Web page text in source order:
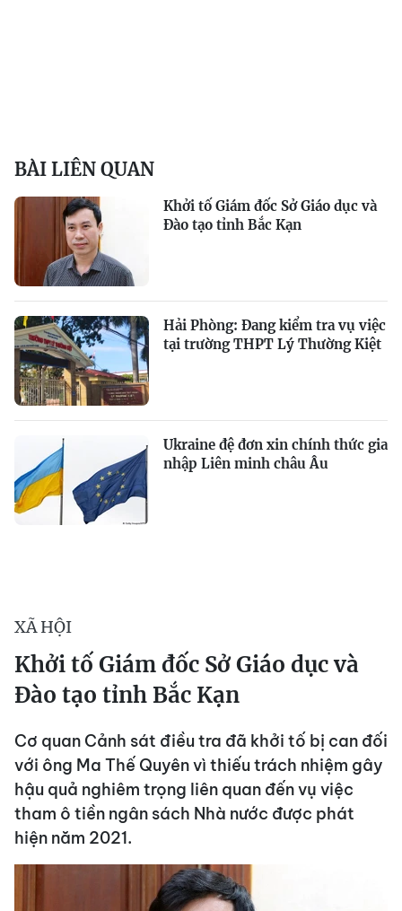
BÀI LIÊN QUAN
Khởi tố Giám đốc Sở Giáo dục và
Đào tạo tỉnh Bắc Kạn
Hải Phòng: Đang kiểm tra vụ việc
tại trường THPT Lý Thường Kiệt
Ukraine đệ đơn xin chính thức gia
nhập Liên minh châu Âu
XÃ HỘI
Khởi tố Giám đốc Sở Giáo dục và
Đào tạo tỉnh Bắc Kạn
Cơ quan Cảnh sát điều tra đã khởi tố bị can đối
với ông Ma Thế Quyên vì thiếu trách nhiệm gây
hậu quả nghiêm trọng liên quan đến vụ việc
tham ô tiền ngân sách Nhà nước được phát
hiện năm 2021.